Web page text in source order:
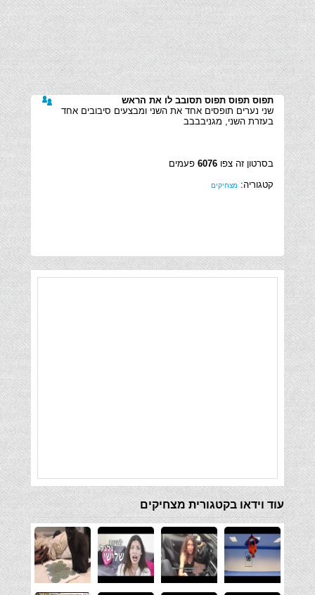
תפוס תפוס תפוס תסובב לו את הראש
שני נערים תופסים אחד את השני ומבצעים סיבובים אחד
בעזרת השני, מגניבבבב
בסרטון זה צפו 6076 פעמים
קטגוריה: מצחיקים
עוד וידאו בקטגורית מצחיקים